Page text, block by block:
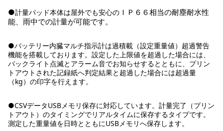
●計量パッド本体は屋外でも安心の ＩＰ６６相当の耐塵耐水性
能、雨中での計量が可能です。
●バッテリー内臓マルチ指示計は過積載（設定重量値）超過警告
機能を搭載しております。設定した上限値を超過した場合には、
バックライト点滅とアラーム音でお知らせするとともに、プリン
トアウトされた記録紙へ判定結果と超過した場合には超過量
（kg）の印字を行えます。
●CSVデータUSBメモリ保存に対応しています。計量完了（プリン
トアウト）のタイミングでリアルタイムに保存するタイプです。
測定した重量値を日時とともにUSBメモリへ保存します。